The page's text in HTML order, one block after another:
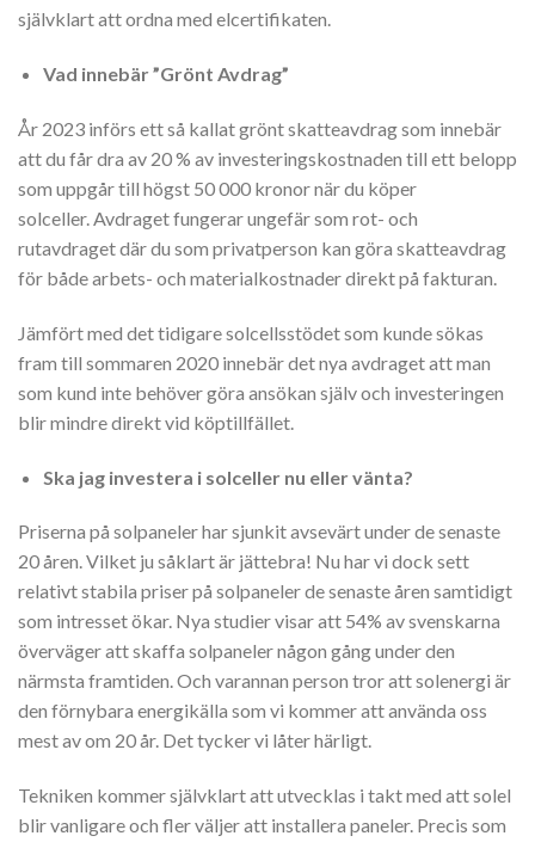
självklart att ordna med elcertifikaten.
Vad innebär ”Grönt Avdrag”
År 2023 införs ett så kallat grönt skatteavdrag som innebär
att du får dra av 20 % av investeringskostnaden till ett belopp
som uppgår till högst 50 000 kronor när du köper
solceller. Avdraget fungerar ungefär som rot- och
rutavdraget där du som privatperson kan göra skatteavdrag
för både arbets- och materialkostnader direkt på fakturan.
Jämfört med det tidigare solcellsstödet som kunde sökas
fram till sommaren 2020 innebär det nya avdraget att man
som kund inte behöver göra ansökan själv och investeringen
blir mindre direkt vid köptillfället.
Ska jag investera i solceller nu eller vänta?
Priserna på solpaneler har sjunkit avsevärt under de senaste
20 åren. Vilket ju såklart är jättebra! Nu har vi dock sett
relativt stabila priser på solpaneler de senaste åren samtidigt
som intresset ökar. Nya studier visar att 54% av svenskarna
överväger att skaffa solpaneler någon gång under den
närmsta framtiden. Och varannan person tror att solenergi är
den förnybara energikälla som vi kommer att använda oss
mest av om 20 år. Det tycker vi låter härligt.
Tekniken kommer självklart att utvecklas i takt med att solel
blir vanligare och fler väljer att installera paneler. Precis som